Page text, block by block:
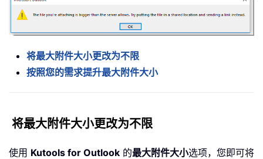
将最大附件大小更改为不限
按照您的需求提升最大附件大小
将最大附件大小更改为不限
使用 Kutools for Outlook 的最大附件大小选项，您即可将